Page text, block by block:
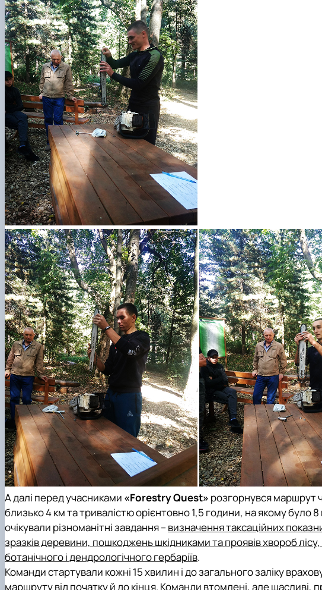
А далі перед учасниками «Forestry Quest» розгорнувся маршрут
близько 4 км та тривалістю орієнтовно 1,5 години, на якому було
очікували різноманітні завдання –визначення таксаційних
зразків деревини, пошкоджень шкідниками та проявів хвороб лісу,
ботанічного і дендрологічного гербаріїв.
Команди стартували кожні 15 хвилин і до загального заліку
маршруту від початку й до кінця. Команди втомлені, але щасливі,